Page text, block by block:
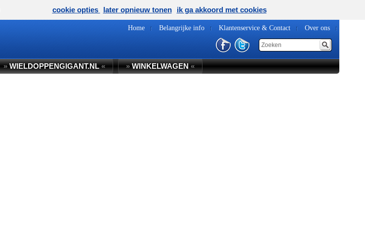
Home Belangrijke info Klantenservice & Contact Over ons
»WIELDOPPENGIGANT.NL« »WINKELWAGEN«
cookie opties later opnieuw tonen ik ga akkoord met cookies